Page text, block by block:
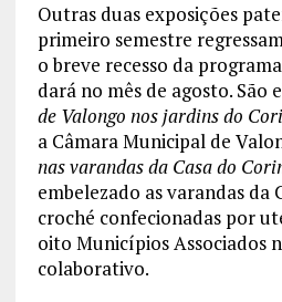
Outras duas exposições
primeiro semestre
o breve recesso da
dará no mês de agosto. São
de Valongo nos jardins do
a Câmara Municipal de
nas varandas da Casa do
embelezado as varandas da
croché confecionadas por
oito Municípios Associados
colaborativo.